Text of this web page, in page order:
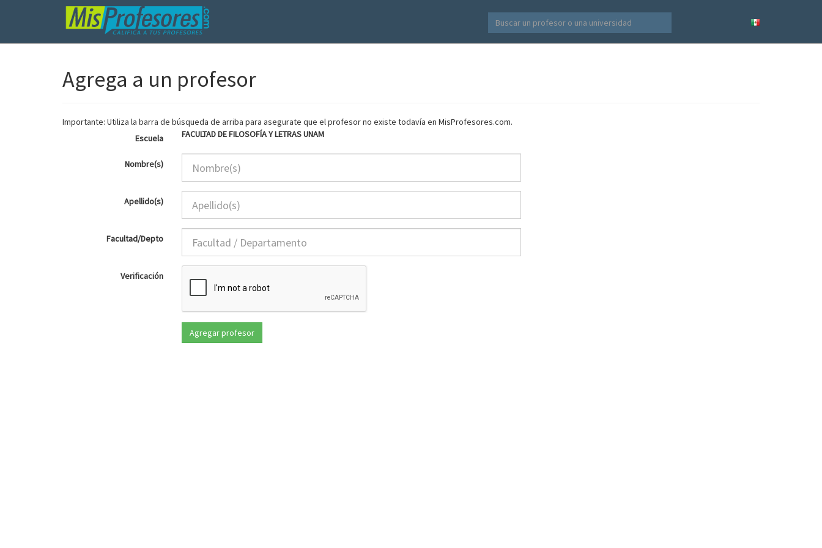
Agrega a un profesor
Importante: Utiliza la barra de búsqueda de arriba para asegurate que el profesor no existe todavía en MisProfesores.com.
Escuela
FACULTAD DE FILOSOFÍA Y LETRAS UNAM
Nombre(s)
Apellido(s)
Facultad/Depto
Verificación